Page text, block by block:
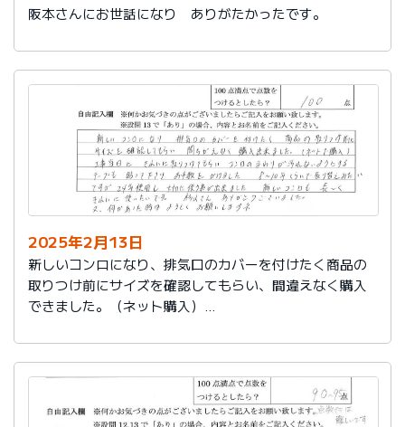
阪本さんにお世話になり ありがたかったです。
2025年2月13日
新しいコンロになり、排気口のカバーを付けたく商品の
取りつけ前にサイズを確認してもらい、間違えなく購入
できました。（ネット購入）
汚れないようにするテープも貼って下さりお手数をかけ
ました。
８～10年くらいで取り替えみたいですが、24年使用し大
切に使う事が出来ました。新しいコンロも長～くきれい